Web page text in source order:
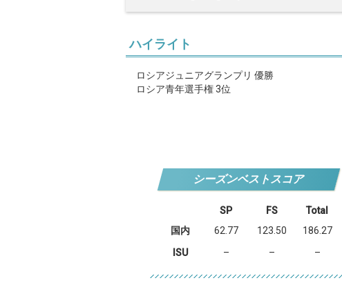
ハイライト
ロシアジュニアグランプリ 優勝
ロシア青年選手権 3位
シーズンベストスコア
SP FS
Total
国内
62.77 123.50
186.27
ISU
– – –